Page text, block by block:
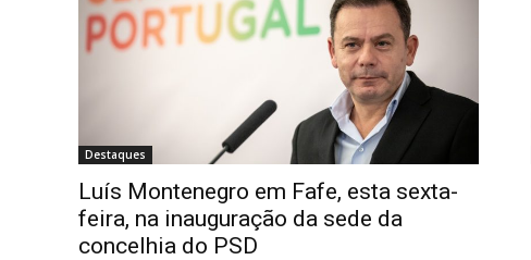
Destaques
Luís Montenegro em Fafe, esta sexta-
feira, na inauguração da sede da
concelhia do PSD